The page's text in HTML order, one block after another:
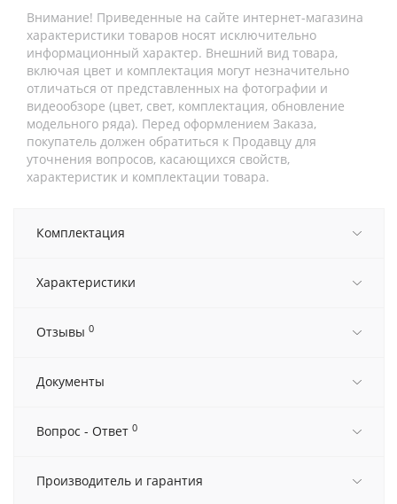
Внимание! Приведенные на сайте интернет-магазина
характеристики товаров носят исключительно
информационный характер. Внешний вид товара,
включая цвет и комплектация могут незначительно
отличаться от представленных на фотографии и
видеообзоре (цвет, свет, комплектация, обновление
модельного ряда). Перед оформлением Заказа,
покупатель должен обратиться к Продавцу для
уточнения вопросов, касающихся свойств,
характеристик и комплектации товара.
Комплектация
Характеристики
Отзывы 0
Документы
Вопрос - Ответ 0
Производитель и гарантия